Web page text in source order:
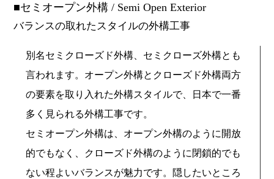
セミオープン外構 / Semi Open Exterior
バランスの取れたスタイルの外構工事
別名セミクローズド外構、セミクローズ外構とも
言われます。オープン外構とクローズド外構両方
の要素を取り入れた外構スタイルで、日本で一番
多く見られる外構工事です。
セミオープン外構は、オープン外構のように開放
的でもなく、クローズド外構のように閉鎖的でも
ない程よいバランスが魅力です。隠したいところ